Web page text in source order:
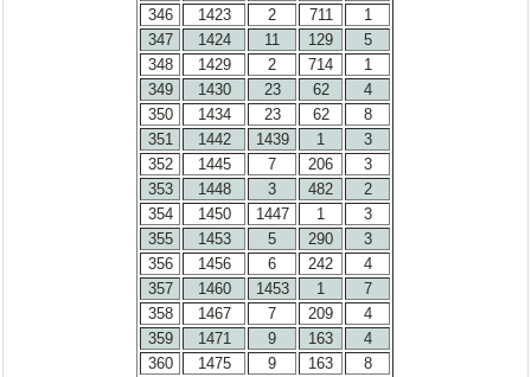
346
1423 2 711
1
347
1424 11 129
5
348
1429 2 714
1
349
1430 23 62
4
350
1434 23 62
8
351
1442 1439 1
3
352
1445 7 206
3
353
1448 3 482
2
354
1450 1447 1
3
355
1453 5 290
3
356
1456 6 242
4
357
1460 1453 1
7
358
1467 7 209
4
359
1471 9 163
4
360
1475 9 163
8